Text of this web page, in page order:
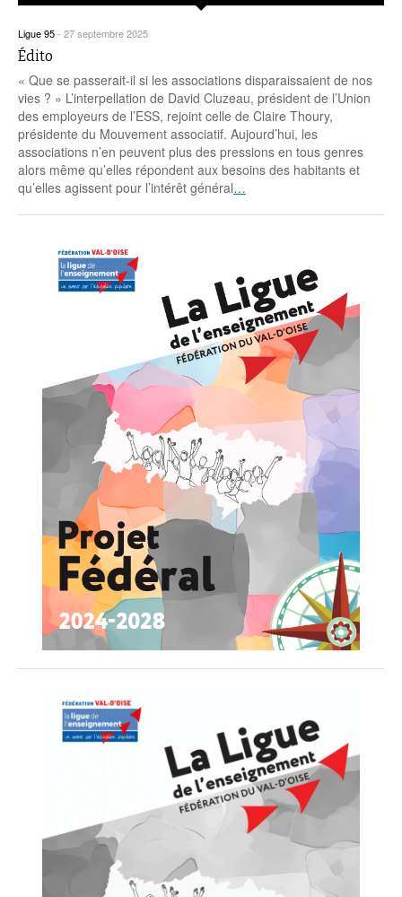
Ligue 95- 27 septembre 2025
Édito
« Que se passerait-il si les associations disparaissaient de nos
vies ? » L’interpellation de David Cluzeau, président de l’Union
des employeurs de l’ESS, rejoint celle de Claire Thoury,
présidente du Mouvement associatif. Aujourd’hui, les
associations n’en peuvent plus des pressions en tous genres
alors même qu’elles répondent aux besoins des habitants et
qu’elles agissent pour l’intérêt général…